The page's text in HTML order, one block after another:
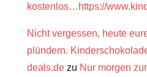
kostenlos…https://
Nicht vergessen, heute
plündern.
deals.de zu Nur morgen